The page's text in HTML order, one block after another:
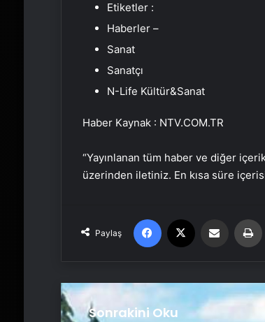
Etiketler :
Haberler –
Sanat
Sanatçı
N-Life Kültür&Sanat
Haber Kaynak : NTV.COM.TR
“Yayınlanan tüm haber ve diğer
üzerinden iletiniz. En kısa süre
Paylaş
Facebook Email'den paylaş
Sonrakini Oku